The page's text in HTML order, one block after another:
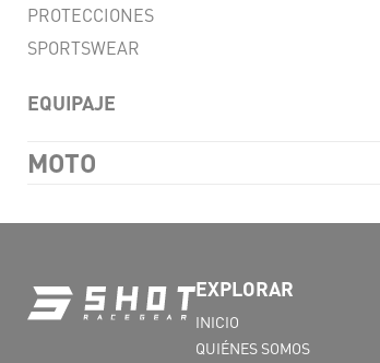
PROTECCIONES
SPORTSWEAR
EQUIPAJE
MOTO
EXPLORAR
INICIO
QUIÉNES SOMOS